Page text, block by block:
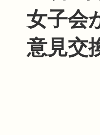
女子会
意見交